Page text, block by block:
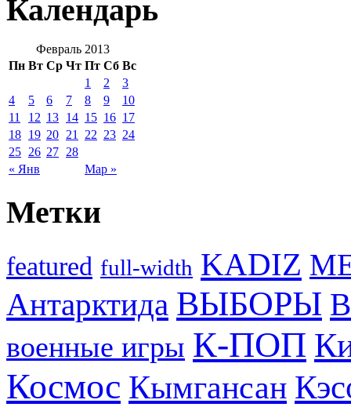
Календарь
Февраль 2013
Пн Вт Ср Чт Пт Сб Вс
« Янв Мар »
1 2
3
4
5 6 7 8 9
10
11
12 13 14 15 16 17
18 19 20 21 22 23 24
25 26 27 28
Метки
featured full-width KADIZ
Антарктида ВЫБОРЫ
военные игры К-ПОП
Космос Кымгансан